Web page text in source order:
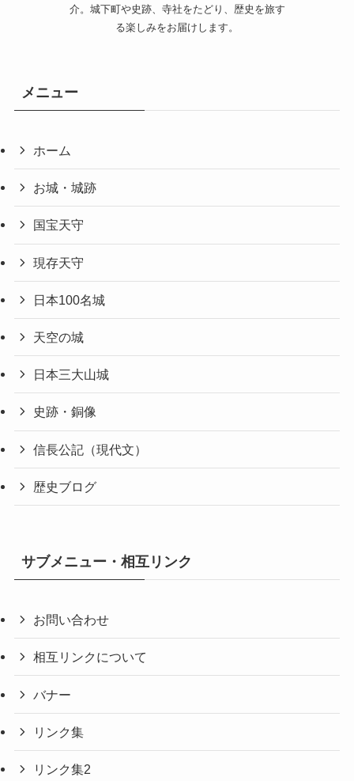
介。城下町や史跡、寺社をたどり、歴史を旅す
る楽しみをお届けします。
メニュー
ホーム
お城・城跡
国宝天守
現存天守
日本100名城
天空の城
日本三大山城
史跡・銅像
信長公記（現代文）
歴史ブログ
サブメニュー・相互リンク
お問い合わせ
相互リンクについて
バナー
リンク集
リンク集2